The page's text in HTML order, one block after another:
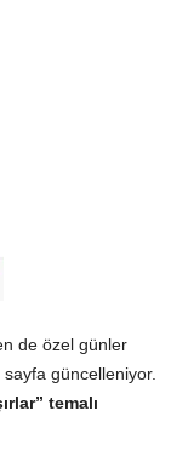
de özel günler
güncelleniyor.
temalı